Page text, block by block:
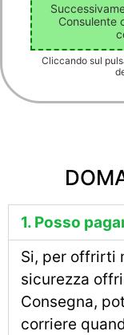
Consulente
Cliccando sul
1. Posso
Si, per offrirti
sicurezza
Consegna,
corriere